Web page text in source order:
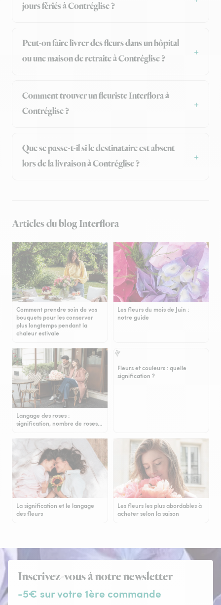
jours fériés à Contréglise ?
Peut-on faire livrer des fleurs dans un hôpital
ou une maison de retraite à Contréglise ?
Comment trouver un fleuriste Interflora à
Contréglise ?
Que se passe-t-il si le destinataire est absent
lors de la livraison à Contréglise ?
Articles du blog Interflora
Comment prendre soin de vos
bouquets pour les conserver
plus longtemps pendant la
chaleur estivale
Les fleurs du mois de Juin :
notre guide
Langage des roses :
signification, nombre de roses…
Fleurs et couleurs : quelle
signification ?
La signification et le langage
des fleurs
Les fleurs les plus abordables à
acheter selon la saison
Inscrivez-vous à notre newsletter
-5€ sur votre 1ère commande